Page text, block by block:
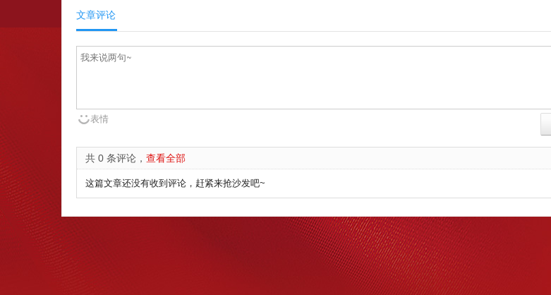
文章评论
表情
共 0 条评论， 查看全部
这篇文章还没有收到评论，赶紧来抢沙发吧~